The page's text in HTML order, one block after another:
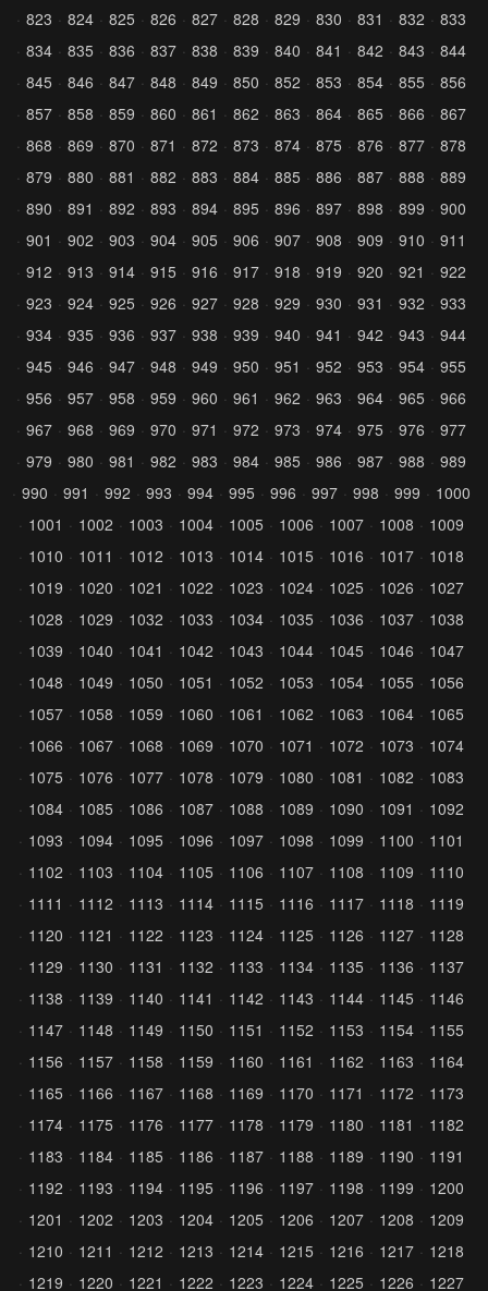
823
824 825 826 827 828 829 830 831 832
833
834
835 836 837 838 839 840 841 842 843
844
845
846 847 848 849 850 852 853 854 855
856
857
858 859 860 861 862 863 864 865 866
867
868
869 870 871 872 873 874 875 876 877
878
879
880 881 882 883 884 885 886 887 888
889
890
891 892 893 894 895 896 897 898 899
900
901
902 903 904 905 906 907 908 909 910
911
912
913 914 915 916 917 918 919 920 921
922
923
924 925 926 927 928 929 930 931 932
933
934
935 936 937 938 939 940 941 942 943
944
945
946 947 948 949 950 951 952 953 954
955
956
957 958 959 960 961 962 963 964 965
966
967
968 969 970 971 972 973 974 975 976
977
979
980 981 982 983 984 985 986 987 988
989
990
991 992 993 994 995 996 997 998 999
1000
1001
1002 1003 1004 1005 1006 1007 1008
1009
1010
1011 1012 1013 1014 1015 1016 1017
1018
1019
1020 1021 1022 1023 1024 1025 1026
1027
1028
1029 1032 1033 1034 1035 1036 1037
1038
1039
1040 1041 1042 1043 1044 1045 1046
1047
1048
1049 1050 1051 1052 1053 1054 1055
1056
1057
1058 1059 1060 1061 1062 1063 1064
1065
1066
1067 1068 1069 1070 1071 1072 1073
1074
1075
1076 1077 1078 1079 1080 1081 1082
1083
1084
1085 1086 1087 1088 1089 1090 1091
1092
1093
1094 1095 1096 1097 1098 1099 1100
1101
1102
1103 1104 1105 1106 1107 1108 1109
1110
1111
1112 1113 1114 1115 1116 1117 1118
1119
1120
1121 1122 1123 1124 1125 1126 1127
1128
1129
1130 1131 1132 1133 1134 1135 1136
1137
1138
1139 1140 1141 1142 1143 1144 1145
1146
1147
1148 1149 1150 1151 1152 1153 1154
1155
1156
1157 1158 1159 1160 1161 1162 1163
1164
1165
1166 1167 1168 1169 1170 1171 1172
1173
1174
1175 1176 1177 1178 1179 1180 1181
1182
1183
1184 1185 1186 1187 1188 1189 1190
1191
1192
1193 1194 1195 1196 1197 1198 1199
1200
1201
1202 1203 1204 1205 1206 1207 1208
1209
1210
1211 1212 1213 1214 1215 1216 1217
1218
1219
1220 1221 1222 1223 1224 1225 1226
1227